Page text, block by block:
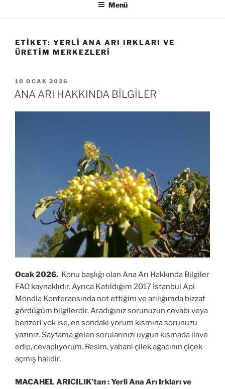
Menü
ETIKET: YERLI ANA ARI IRKLARI VE
ÜRETIM MERKEZLERI
YAYIM
TARIHI
10 OCAK 2026
ANA ARI HAKKINDA BİLGİLER
Ocak 2026. Konu başlığı olan Ana Arı Hakkında Bilgiler
FAO kaynaklıdır. Ayrıca Katıldığım 2017 İstanbul Api
Mondia Konferansında not ettiğim ve arılığımda bizzat
gördüğüm bilgilerdir. Aradığınız sorunuzun cevabı veya
benzeri yok ise, en sondaki yorum kısmına sorunuzu
yazınız. Sayfama gelen sorularınızı uygun kısmada ilave
edip, cevaplıyorum. Resim, yabani çilek ağacının çiçek
açmış halidir.
MACAHEL ARICILIK’tan :Yerli Ana Arı Irkları ve